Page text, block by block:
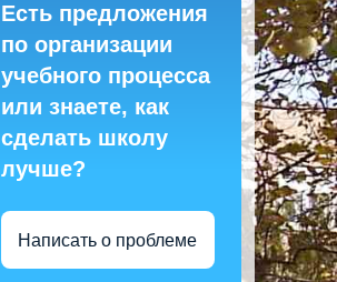
Есть предложения
по организации
учебного процесса
или знаете, как
сделать школу
лучше?
Написать о проблеме